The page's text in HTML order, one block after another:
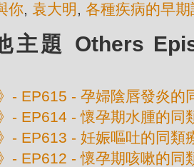
你, 袁大明 , 各種疾病的早期
主題 Others
- EP615 - 孕婦陰唇發炎的
- EP614 - 懷孕期水腫的同
- EP613 - 妊娠嘔吐的同類
- EP612 - 懷孕期咳嗽的同